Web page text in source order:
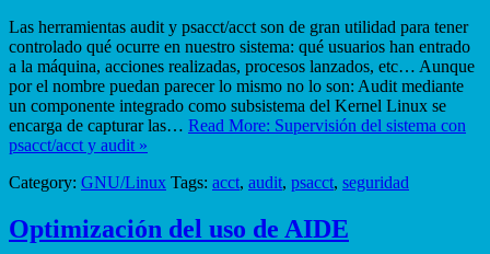
Las herramientas audit y psacct/acct son de gran utilidad para tener
controlado qué ocurre en nuestro sistema: qué usuarios han entrado
a la máquina, acciones realizadas, procesos lanzados, etc… Aunque
por el nombre puedan parecer lo mismo no lo son: Audit mediante
un componente integrado como subsistema del Kernel Linux se
encarga de capturar las… Read More: Supervisión del sistema con
psacct/acct y audit »
Category: GNU/Linux Tags: acct, audit, psacct, seguridad
Optimización del uso de AIDE